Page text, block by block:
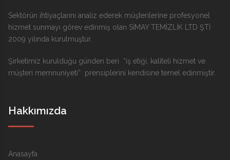
Sektörün ihtiyaçlarını analiz ederek müşterilerine profesyonel
hizmet sunmayı görev edinmiş olan SİMAY TEMİZLİK LTD ŞTİ
2009 yılında kurulmuştur.
Şirketimiz kurulduğu günden beri “iş etiği, kaliteli hizmet ve
müşteri memnuniyeti” prensiplerini kendisine temel edinmiştir.
Hakkımızda
Anasayfa